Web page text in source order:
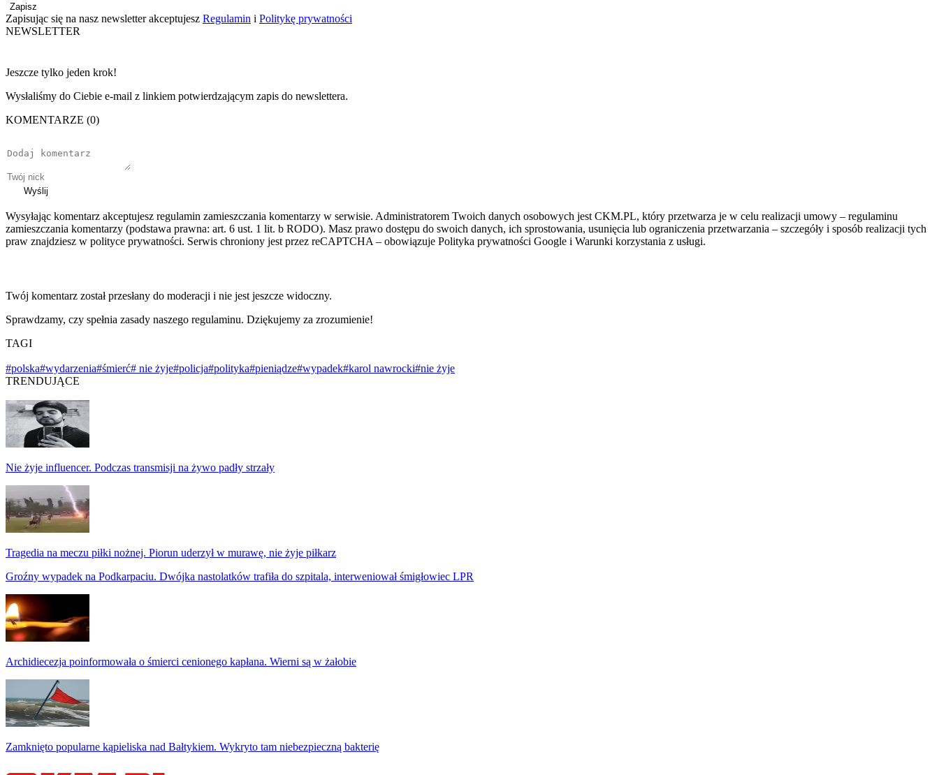
Zapisz
Zapisując się na nasz newsletter akceptujesz Regulamin i Politykę prywatności
NEWSLETTER
Jeszcze tylko jeden krok!
Wysłaliśmy do Ciebie e-mail z linkiem potwierdzającym zapis do newslettera.
KOMENTARZE (0)
Wyślij
Wysyłając komentarz akceptujesz regulamin zamieszczania komentarzy w serwisie. Administratorem Twoich danych osobowych jest CKM.PL, który przetwarza je w celu realizacji umowy – regulaminu
zamieszczania komentarzy (podstawa prawna: art. 6 ust. 1 lit. b RODO). Masz prawo dostępu do swoich danych, ich sprostowania, usunięcia lub ograniczenia przetwarzania – szczegóły i sposób realizacji tych
praw znajdziesz w polityce prywatności. Serwis chroniony jest przez reCAPTCHA – obowiązuje Polityka prywatności Google i Warunki korzystania z usługi.
Twój komentarz został przesłany do moderacji i nie jest jeszcze widoczny.
Sprawdzamy, czy spełnia zasady naszego regulaminu. Dziękujemy za zrozumienie!
TAGI
#polska#wydarzenia#śmierć# nie żyje#policja#polityka#pieniądze#wypadek#karol nawrocki#nie żyje
TRENDUJĄCE
Nie żyje influencer. Podczas transmisji na żywo padły strzały
Tragedia na meczu piłki nożnej. Piorun uderzył w murawę, nie żyje piłkarz
Groźny wypadek na Podkarpaciu. Dwójka nastolatków trafiła do szpitala, interweniował śmigłowiec LPR
Archidiecezja poinformowała o śmierci cenionego kapłana. Wierni są w żałobie
Zamknięto popularne kąpieliska nad Bałtykiem. Wykryto tam niebezpieczną bakterię